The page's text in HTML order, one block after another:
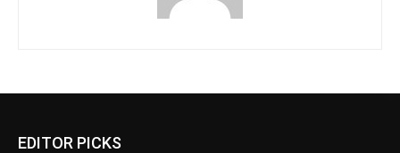
EDITOR PICKS